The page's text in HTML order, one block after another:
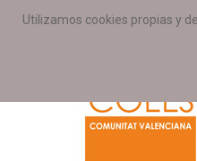
Utilizamos cookies propias y
PORTADA ACCESO